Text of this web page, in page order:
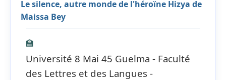
Le silence, autre monde de l'héroïne Hizya de
Maissa Bey
🏫
Université 8 Mai 45 Guelma - Faculté
des Lettres et des Langues -